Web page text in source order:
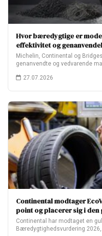
Hvor bæredygtige er
effektivitet og
Michelin, Continental og
genanvendte og vedvarende
27.07.2026
Continental modtager
point og placerer sig i den
Continental har modtaget en
Bæredygtighedsvurdering 2026,